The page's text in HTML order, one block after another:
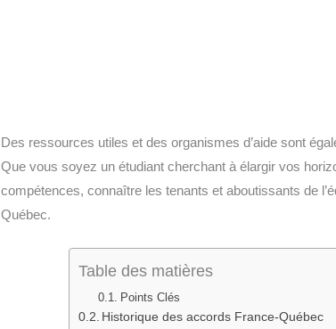
Des ressources utiles et des organismes d’aide sont
Que vous soyez un étudiant cherchant à élargir vos
compétences, connaître les tenants et aboutissants de
Québec.
Table des matières
Points Clés
Historique des accords France-Québec